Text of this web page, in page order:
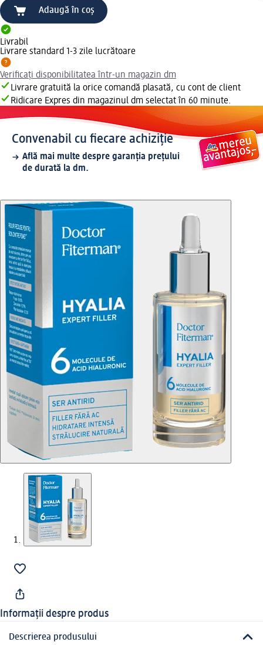
Adaugă în coș
Livrabil
Livrare standard 1-3 zile lucrătoare
Verificați disponibilitatea într-un magazin dm
Livrare gratuită la orice comandă plasată, cu cont de client
Ridicare Expres din magazinul dm selectat în 60 minute.
Convenabil cu fiecare achiziție
Află mai multe despre garanția prețului
de durată la dm.
Informații despre produs
Descrierea produsului